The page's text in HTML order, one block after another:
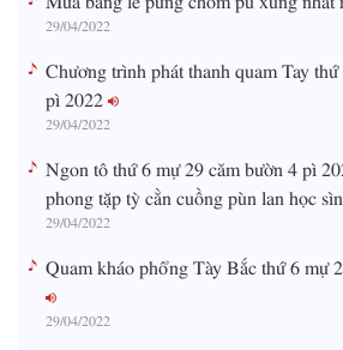
29/04/2022
Chương trình phát thanh quam Tay
pì 2022
29/04/2022
Ngon tô thứ 6 mự 29 căm bườn 4 pì
phong tặp tỳ cằn cuồng pùn lan học
29/04/2022
Quam kháo phổng Tày Bắc thứ 6 mự
29/04/2022